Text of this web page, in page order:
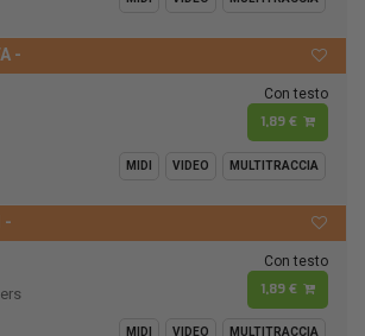
-
Con testo
1,89 €
MIDI VIDEO MULTITRACCIA
-
Con testo
1,89 €
MIDI VIDEO MULTITRACCIA